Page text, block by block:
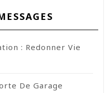
: Redonner Vie
De Garage